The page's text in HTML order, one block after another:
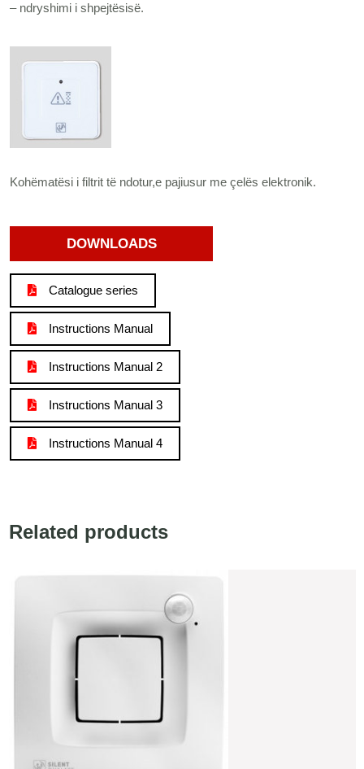
– ndryshimi i shpejtësisë.
Kohëmatësi i filtrit të ndotur,e pajiusur me çelës elektronik.
DOWNLOADS
Catalogue series
Instructions Manual
Instructions Manual 2
Instructions Manual 3
Instructions Manual 4
Related products